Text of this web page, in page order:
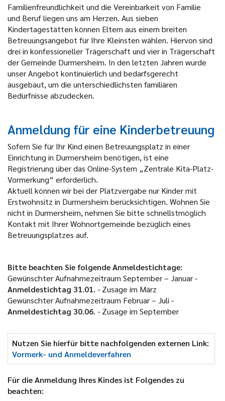
Familienfreundlichkeit und die Vereinbarkeit von Familie
und Beruf liegen uns am Herzen. Aus sieben
Kindertagestätten können Eltern aus einem breiten
Betreuungsangebot für Ihre Kleinsten wählen. Hiervon sind
drei in konfessioneller Trägerschaft und vier in Trägerschaft
der Gemeinde Durmersheim. In den letzten Jahren wurde
unser Angebot kontinuierlich und bedarfsgerecht
ausgebaut, um die unterschiedlichsten familiären
Bedürfnisse abzudecken.
Anmeldung für eine Kinderbetreuung
Sofern Sie für Ihr Kind einen Betreuungsplatz in einer
Einrichtung in Durmersheim benötigen, ist eine
Registrierung über das Online-System „Zentrale Kita-Platz-
Vormerkung“ erforderlich.
Aktuell können wir bei der Platzvergabe nur Kinder mit
Erstwohnsitz in Durmersheim berücksichtigen. Wohnen Sie
nicht in Durmersheim, nehmen Sie bitte schnellstmöglich
Kontakt mit Ihrer Wohnortgemeinde bezüglich eines
Betreuungsplatzes auf.
Bitte beachten Sie folgende Anmeldestichtage:
Gewünschter Aufnahmezeitraum September – Januar -
Anmeldestichtag 31.01. - Zusage im März
Gewünschter Aufnahmezeitraum Februar – Juli -
Anmeldestichtag 30.06. - Zusage im September
Nutzen Sie hierfür bitte nachfolgenden externen Link:
Vormerk- und Anmeldeverfahren
Für die Anmeldung Ihres Kindes ist Folgendes zu
beachten: